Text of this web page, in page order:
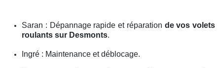
Saran : Dépannage rapide et réparation de vos volets
roulants sur Desmonts.
Ingré : Maintenance et déblocage.